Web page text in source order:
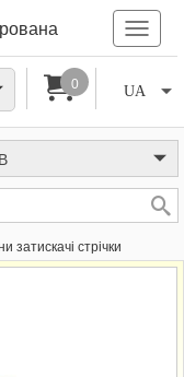
UA
0
затискачі стрічки